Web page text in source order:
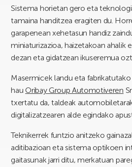
Sistema horietan gero eta
tamaina handitzea eragiten du.
garapenean xehetasun handiz
miniaturizazioa, haizetakoan ahalik
dezan eta gidatzean ikuseremua
Masermicek landu eta
hauOribay Group Automotiveren
txertatu da, taldeak
digitalizatzearen alde egindako
Teknikerrek funtzio anitzeko
aditibazioan eta sistema optikoen
gaitasunak jarri ditu, merkatuan